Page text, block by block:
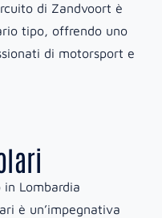
di Zandvoort è
tipo, offrendo uno
di motorsport e
Lombardia
è un’impegnativa